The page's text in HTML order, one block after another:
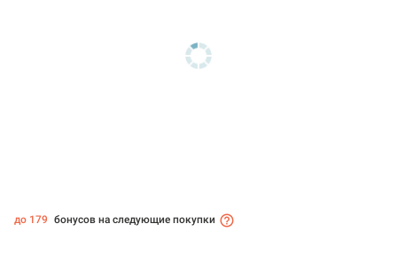
до 179 бонусов на следующие покупки